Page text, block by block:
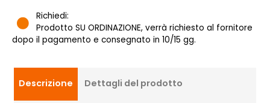
Richiedi:
Prodotto SU ORDINAZIONE, verrà richiesto al fornitore
dopo il pagamento e consegnato in 10/15 gg.
Descrizione Dettagli del prodotto